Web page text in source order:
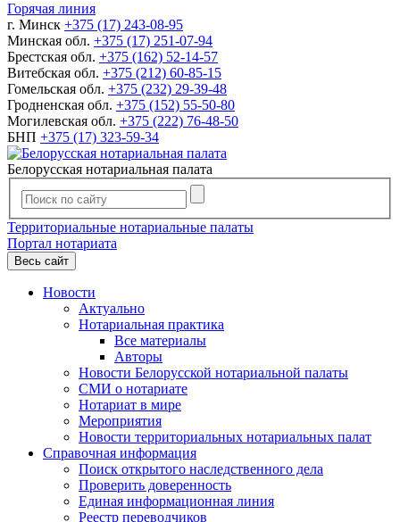
Горячая линия
г. Минск +375 (17) 243-08-95
Минская обл. +375 (17) 251-07-94
Брестская обл. +375 (162) 52-14-57
Витебская обл. +375 (212) 60-85-15
Гомельская обл. +375 (232) 29-39-48
Гродненская обл. +375 (152) 55-50-80
Могилевская обл. +375 (222) 76-48-50
БНП +375 (17) 323-59-34
Белорусская нотариальная палата
Территориальные нотариальные палаты
Портал нотариата
Весь сайт
Новости
Актуально
Нотариальная практика
Все материалы
Авторы
Новости Белорусской нотариальной палаты
СМИ о нотариате
Нотариат в мире
Мероприятия
Новости территориальных нотариальных палат
Справочная информация
Поиск открытого наследственного дела
Проверить доверенность
Единая информационная линия
Реестр переводчиков